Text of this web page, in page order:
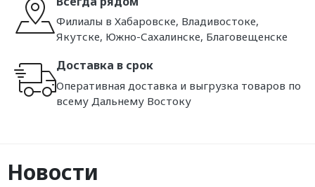
Филиалы в Хабаровске, Владивостоке,
Якутске, Южно-Сахалинске, Благовещенске
Доставка в срок
Оперативная доставка и выгрузка товаров по
всему Дальнему Востоку
Новости